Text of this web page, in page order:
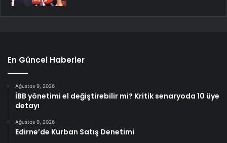
En Güncel Haberler
Ağustos 9, 2026
İBB yönetimi el değiştirebilir mi? Kritik senaryoda 10 üye
detayı
Ağustos 9, 2026
Edirne’de Kurban Satış Denetimi